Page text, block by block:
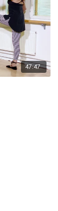
47:47